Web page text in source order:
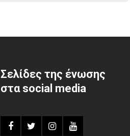
Σελίδες της ένωσης
στα social media